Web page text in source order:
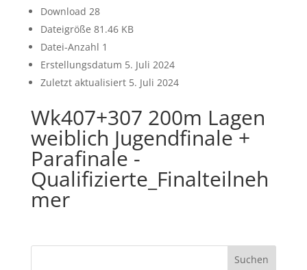
Download 28
Dateigröße 81.46 KB
Datei-Anzahl 1
Erstellungsdatum 5. Juli 2024
Zuletzt aktualisiert 5. Juli 2024
Wk407+307 200m Lagen
weiblich Jugendfinale +
Parafinale -
Qualifizierte_Finalteilneh
mer